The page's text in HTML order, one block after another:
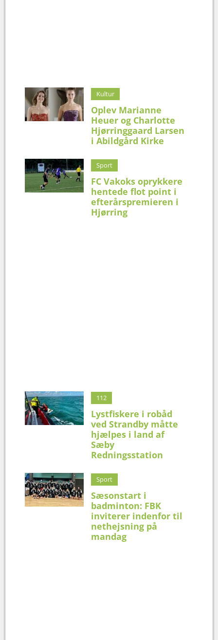
Kultur
Oplev Marianne
Heuer og Charlotte
Hjørringgaard Larsen
i Abildgård Kirke
Sport
FC Vakoks oprykkere
hentede flot point i
efterårspremieren i
Hjørring
112
Lystfiskere i robåd
ved Strandby måtte
hjælpes i land af
Sæby
Redningsstation
Sport
Sæsonstart i
badminton: FBK
inviterer indenfor til
nethejsning på
mandag